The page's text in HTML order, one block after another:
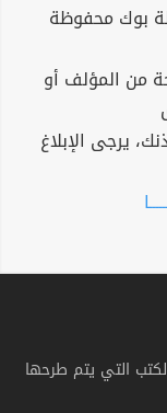
بوك محفوظة
من المؤلف أو
يرجى الإبلاغ
التي يتم طرحها